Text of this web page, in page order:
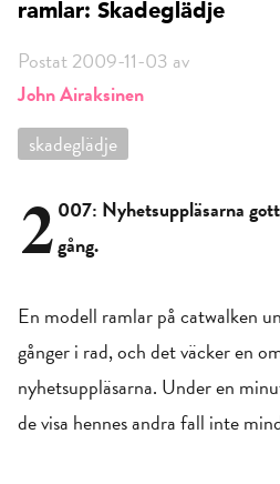
ramlar: Skadeglädje
Postat 2009-11-03 av
John Airaksinen
skadeglädje
2007: Nyhetsuppläsarna
gång.
En modell ramlar på catwalken
gånger i rad, och det väcker en
nyhetsuppläsarna. Under en
de visa hennes andra fall inte